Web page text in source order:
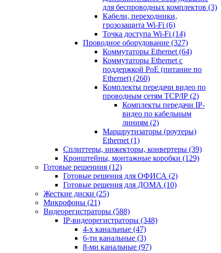
для беспроводных комплектов (3)
Кабели, переходники,
грозозащита Wi-Fi (6)
Точка доступа Wi-Fi (14)
Проводное оборудование (327)
Коммутаторы Ethernet (64)
Коммутаторы Ethernet с
поддержкой PoE (питание по
Ethernet) (260)
Комплекты передачи видео по
проводным сетям TCP/IP (2)
Комплекты передачи IP-
видео по кабельным
линиям (2)
Маршрутизаторы (роутеры)
Ethernet (1)
Сплиттеры, инжекторы, конвертеры (39)
Кронштейны, монтажные коробки (129)
Готовые решениия (12)
Готовые решения для ОФИСА (2)
Готовые решения для ДОМА (10)
Жесткие диски (25)
Микрофоны (21)
Видеорегистраторы (588)
IP-видеорегистраторы (348)
4-х канальные (47)
6-ти канальные (3)
8-ми канальные (97)